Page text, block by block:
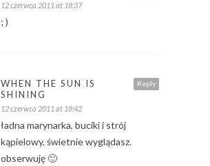
12 czerwca 2011 at 18:37
; )
Reply
WHEN THE SUN IS
SHINING
12 czerwca 2011 at 18:42
ładna marynarka, buciki i strój
kąpielowy. świetnie wyglądasz.
obserwuję 🙂